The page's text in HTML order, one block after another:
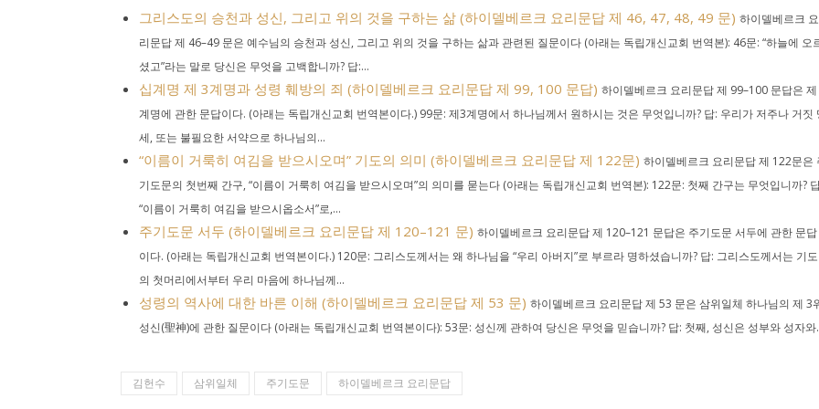
그리스도의 승천과 성신, 그리고 위의 것을 구하는 삶 (하이델베르크 요리문답 제 46, 47, 48, 49 문) 하이델베르크 요
리문답 제 46–49 문은 예수님의 승천과 성신, 그리고 위의 것을 구하는 삶과 관련된 질문이다 (아래는 독립개신교회 번역본): 46문: “하늘에 오
셨고”라는 말로 당신은 무엇을 고백합니까? 답:...
십계명 제 3계명과 성령 훼방의 죄 (하이델베르크 요리문답 제 99, 100 문답) 하이델베르크 요리문답 제 99–100 문답은 제
계명에 관한 문답이다. (아래는 독립개신교회 번역본이다.) 99문: 제3계명에서 하나님께서 원하시는 것은 무엇입니까? 답: 우리가 저주나 거짓
세, 또는 불필요한 서약으로 하나님의...
“이름이 거룩히 여김을 받으시오며” 기도의 의미 (하이델베르크 요리문답 제 122문) 하이델베르크 요리문답 제 122문은
기도문의 첫번째 간구, “이름이 거룩히 여김을 받으시오며”의 의미를 묻는다 (아래는 독립개신교회 번역본): 122문: 첫째 간구는 무엇입니까?
“이름이 거룩히 여김을 받으시옵소서”로,...
주기도문 서두 (하이델베르크 요리문답 제 120–121 문) 하이델베르크 요리문답 제 120–121 문답은 주기도문 서두에 관한 문답
이다. (아래는 독립개신교회 번역본이다.) 120문: 그리스도께서는 왜 하나님을 “우리 아버지”로 부르라 명하셨습니까? 답: 그리스도께서는 기도
의 첫머리에서부터 우리 마음에 하나님께...
성령의 역사에 대한 바른 이해 (하이델베르크 요리문답 제 53 문) 하이델베르크 요리문답 제 53 문은 삼위일체 하나님의 제 3
성신(聖神)에 관한 질문이다 (아래는 독립개신교회 번역본이다): 53문: 성신께 관하여 당신은 무엇을 믿습니까? 답: 첫째, 성신은 성부와 성자와
김헌수 삼위일체 주기도문 하이델베르크 요리문답